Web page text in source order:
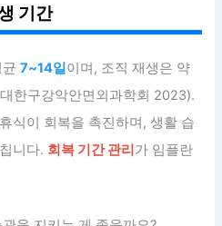
기간
균7~14일이며, 조직 재생은 약
한구강악안면외과학회 2023).
식이 회복을 촉진하며, 생활 습
니다. 회복 기간 관리가 임플란